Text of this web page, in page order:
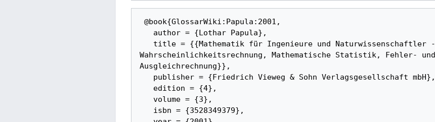
Wahrscheinlichkeitsrechnung, Mathematische Statistik, Fehler- und
Ausgleichrechnung}},